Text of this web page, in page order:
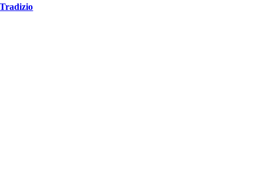
Tradizio